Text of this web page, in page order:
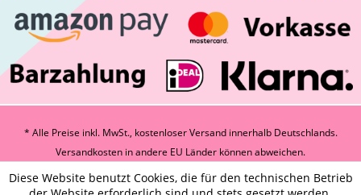
* Alle Preise inkl. MwSt., kostenloser Versand innerhalb Deutschlands.
Versandkosten in andere EU Länder können abweichen.
Diese Website benutzt Cookies, die für den technischen Betrieb